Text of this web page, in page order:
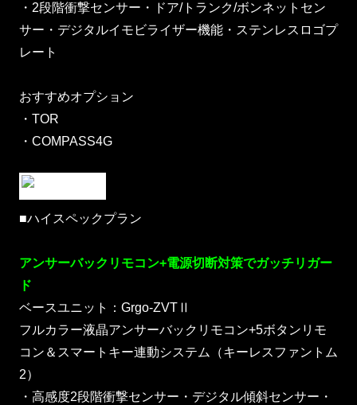
・2段階衝撃センサー・ドア/トランク/ボンネットセン
サー・デジタルイモビライザー機能・ステンレスロゴプ
レート
おすすめオプション
・TOR
・COMPASS4G
■ハイスペックプラン
アンサーバックリモコン+電源切断対策でガッチリガー
ド
ベースユニット：Grgo-ZVTⅡ
フルカラー液晶アンサーバックリモコン+5ボタンリモ
コン＆スマートキー連動システム（キーレスファントム
2）
・高感度2段階衝撃センサー・デジタル傾斜センサー・